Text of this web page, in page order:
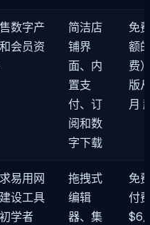
数字产
会员资
简洁店
铺界
面、内
置支
付、订
阅和数
字下载
免
额
费
版
月
易用网
设工具
学者
拖拽式
编辑
器、集
免
付
$6/